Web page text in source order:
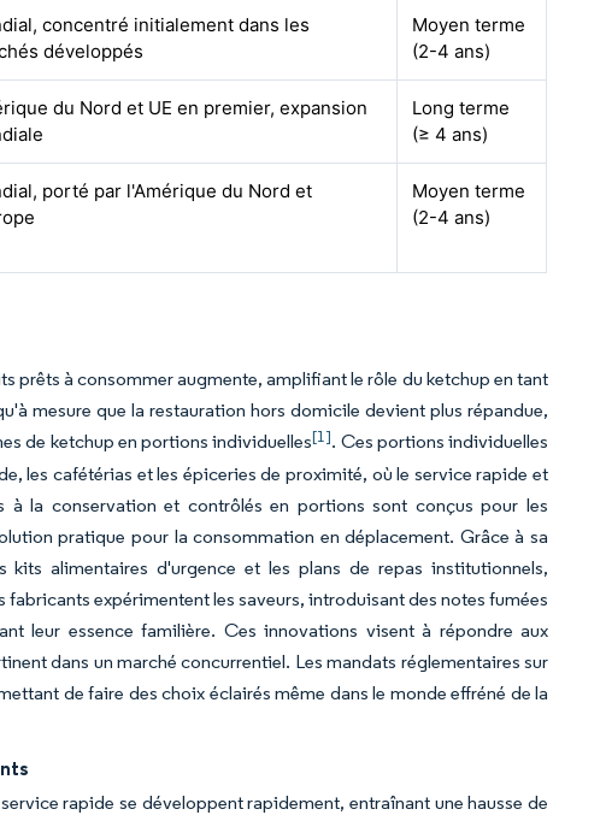
concentré initialement dans les
développés
Moyen terme
(2-4 ans)
du Nord et UE en premier, expansion
Long terme
(≥ 4 ans)
porté par l'Amérique du Nord et
Moyen terme
(2-4 ans)
prêts à consommer augmente, amplifiant le rôle du ketchup en tant
mesure que la restauration hors domicile devient plus répandue,
de ketchup en portions individuelles[1]. Ces portions individuelles
les cafétérias et les épiceries de proximité, où le service rapide et
à la conservation et contrôlés en portions sont conçus pour les
pratique pour la consommation en déplacement. Grâce à sa
alimentaires d'urgence et les plans de repas institutionnels,
expérimentent les saveurs, introduisant des notes fumées
leur essence familière. Ces innovations visent à répondre aux
dans un marché concurrentiel. Les mandats réglementaires sur
de faire des choix éclairés même dans le monde effréné de la
rapide se développent rapidement, entraînant une hausse de